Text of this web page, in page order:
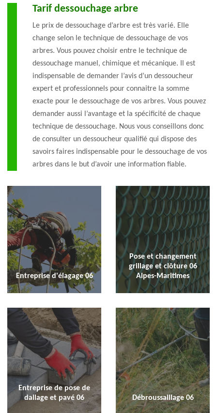
Tarif dessouchage arbre
Le prix de dessouchage d’arbre est très varié. Elle
change selon le technique de dessouchage de vos
arbres. Vous pouvez choisir entre le technique de
dessouchage manuel, chimique et mécanique. Il est
indispensable de demander l’avis d’un dessoucheur
expert et professionnels pour connaitre la somme
exacte pour le dessouchage de vos arbres. Vous pouvez
demander aussi l’avantage et la spécificité de chaque
technique de dessouchage. Nous vous conseillons donc
de consulter un dessoucheur qualifié qui dispose des
savoirs faires indispensable pour le dessouchage de vos
arbres dans le but d’avoir une information fiable.
Entreprise d'élagage 06
Pose et changement
grillage et clôture 06
Alpes-Maritimes
Entreprise de pose de
dallage et pavé 06
Débroussaillage 06